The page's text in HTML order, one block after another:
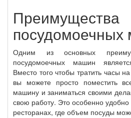
Преимущества
Одним из основных
посудомоечных машин
Вместо того чтобы тратить часы
вы можете просто поместить
машину и заниматься своими
свою работу. Это особенно
ресторанах, где объем посуды